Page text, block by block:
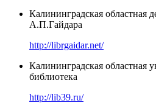
Калининградская областная
А.П.Гайдара
http://librgaidar.net/
Калининградская областная
библиотека
http://lib39.ru/